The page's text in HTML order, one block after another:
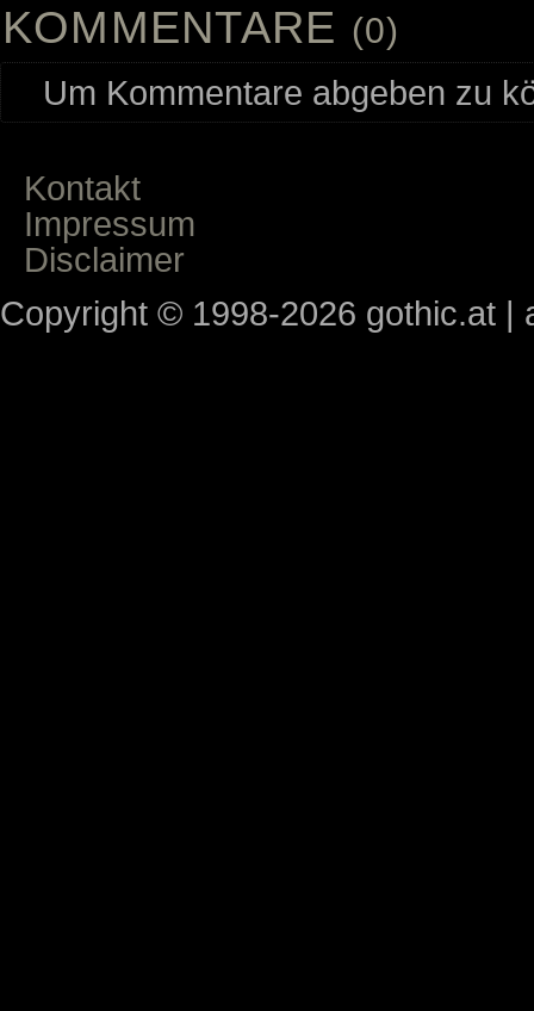
KOMMENTARE (0)
Um Kommentare abgeben zu
Kontakt
Impressum
Disclaimer
Copyright © 1998-2026 gothic.at |